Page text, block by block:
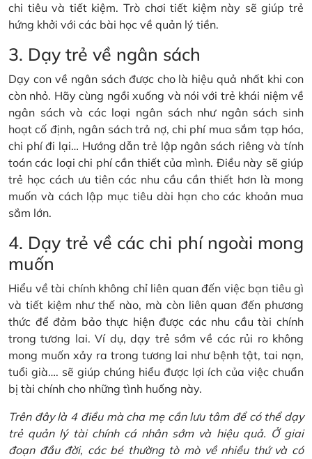
chi tiêu và tiết kiệm. Trò chơi tiết kiệm này sẽ giúp trẻ
hứng khởi với các bài học về quản lý tiền.
3. Dạy trẻ về ngân sách
Dạy con về ngân sách được cho là hiệu quả nhất khi con
còn nhỏ. Hãy cùng ngồi xuống và nói với trẻ khái niệm về
ngân sách và các loại ngân sách như ngân sách sinh
hoạt cố định, ngân sách trả nợ, chi phí mua sắm tạp hóa,
chi phí đi lại… Hướng dẫn trẻ lập ngân sách riêng và tính
toán các loại chi phí cần thiết của mình. Điều này sẽ giúp
trẻ học cách ưu tiên các nhu cầu cần thiết hơn là mong
muốn và cách lập mục tiêu dài hạn cho các khoản mua
sắm lớn.
4. Dạy trẻ về các chi phí ngoài mong
muốn
Hiểu về tài chính không chỉ liên quan đến việc bạn tiêu gì
và tiết kiệm như thế nào, mà còn liên quan đến phương
thức để đảm bảo thực hiện được các nhu cầu tài chính
trong tương lai. Ví dụ, dạy trẻ sớm về các rủi ro không
mong muốn xảy ra trong tương lai như bệnh tật, tai nạn,
tuổi già…. sẽ giúp chúng hiểu được lợi ích của việc chuẩn
bị tài chính cho những tình huống này.
Trên đây là 4 điều mà cha mẹ cần lưu tâm để có thể dạy
trẻ quản lý tài chính cá nhân sớm và hiệu quả. Ở giai
đoạn đầu đời, các bé thường tò mò về nhiều thứ và có